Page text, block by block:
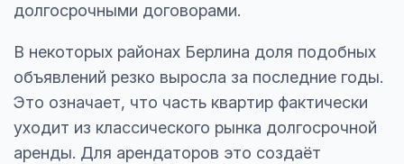
долгосрочными договорами.
В некоторых районах Берлина доля подобных
объявлений резко выросла за последние годы.
Это означает, что часть квартир фактически
уходит из классического рынка долгосрочной
аренды. Для арендаторов это создаёт